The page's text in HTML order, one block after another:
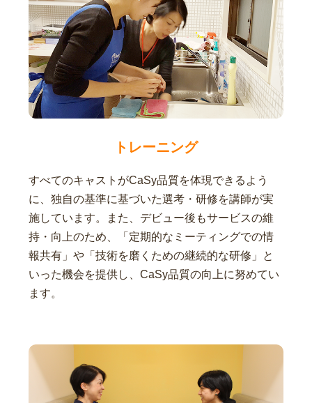
トレーニング
すべてのキャストがCaSy品質を体現できるよう
に、独自の基準に基づいた選考・研修を講師が実
施しています。また、デビュー後もサービスの維
持・向上のため、「定期的なミーティングでの情
報共有」や「技術を磨くための継続的な研修」と
いった機会を提供し、CaSy品質の向上に努めてい
ます。